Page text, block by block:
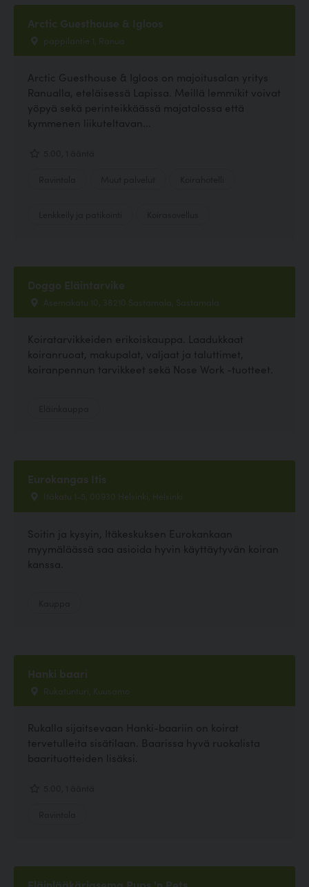
Arctic Guesthouse & Igloos
pappilantie 1, Ranua
Arctic Guesthouse & Igloos on majoitusalan yritys
Ranualla, eteläisessä Lapissa. Meillä lemmikit voivat
yöpyä sekä perinteikkäässä majatalossa että
kymmenen liikuteltavan...
Doggo Eläintarvike
Asemakatu 10, 38210 Sastamala, Sastamala
Koiratarvikkeiden erikoiskauppa. Laadukkaat
koiranruoat, makupalat, valjaat ja taluttimet,
koiranpennun tarvikkeet sekä Nose Work -tuotteet.
Eurokangas Itis
Itäkatu 1-5, 00930 Helsinki, Helsinki
Soitin ja kysyin, Itäkeskuksen Eurokankaan
myymäläässä saa asioida hyvin käyttäytyvän koiran
kanssa.
Hanki baari
Rukatunturi, Kuusamo
Rukalla sijaitsevaan Hanki-baariin on koirat
tervetulleita sisätilaan. Baarissa hyvä ruokalista
baarituotteiden lisäksi.